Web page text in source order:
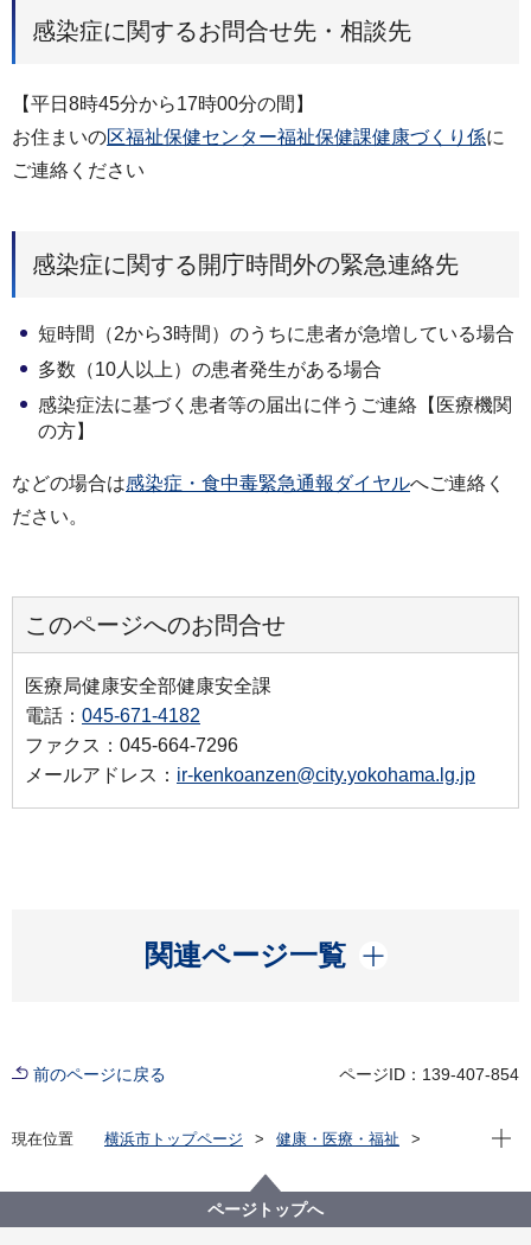
感染症に関するお問合せ先・相談先
【平日8時45分から17時00分の間】
お住まいの区福祉保健センター福祉保健課健康づくり係に
ご連絡ください
感染症に関する開庁時間外の緊急連絡先
短時間（2から3時間）のうちに患者が急増している場合
多数（10人以上）の患者発生がある場合
感染症法に基づく患者等の届出に伴うご連絡【医療機関
の方】
などの場合は感染症・食中毒緊急通報ダイヤルへご連絡く
ださい。
このページへのお問合せ
医療局健康安全部健康安全課
電話： 045-671-4182
ファクス：045-664-7296
メールアドレス： ir-kenkoanzen@city.yokohama.lg.jp
関連ページ一覧
開く
前のページに戻る ページID：139-407-854
現在位置 横浜市トップページ
健康・医療・福祉
現在
ページトップへ